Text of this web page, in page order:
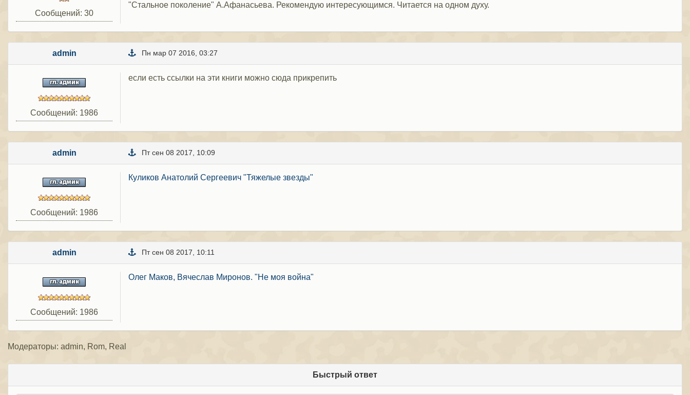
Сообщений: 30
"Стальное поколение" А.Афанасьева. Рекомендую интересующимся. Читается на одном духу.
admin Пн мар 07 2016, 03:27
Сообщений: 1986
если есть ссылки на эти книги можно сюда прикрепить
admin Пт сен 08 2017, 10:09
Сообщений: 1986
Куликов Анатолий Сергеевич "Тяжелые звезды"
admin Пт сен 08 2017, 10:11
Сообщений: 1986
Олег Маков, Вячеслав Миронов. "Не моя война"
Модераторы: admin, Rom, Real
Быстрый ответ